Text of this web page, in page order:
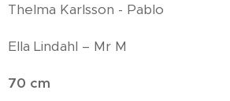
Thelma Karlsson - Pablo
Ella Lindahl – Mr M
70 cm